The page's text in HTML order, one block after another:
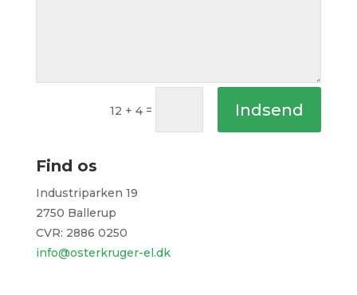
12 + 4 = Indsend
Find os
Industriparken 19
2750 Ballerup
CVR: 2886 0250
info@osterkruger-el.dk